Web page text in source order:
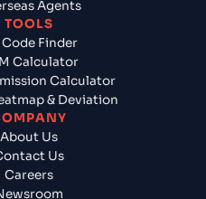
Agents
TOOLS
Code Finder
Calculator
Calculator
& Deviation
About Us
Us
Careers